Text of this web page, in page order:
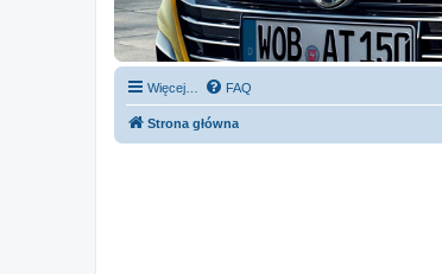
Więcej… FAQ
Strona główna